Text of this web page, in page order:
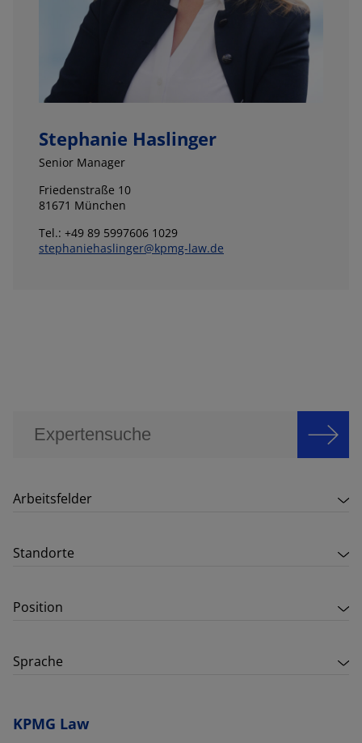
Stephanie Haslinger
Senior Manager
Friedenstraße 10
81671 München
Tel.: +49 89 5997606 1029
stephaniehaslinger@kpmg-law.de
Arbeitsfelder
Standorte
Position
Sprache
KPMG Law